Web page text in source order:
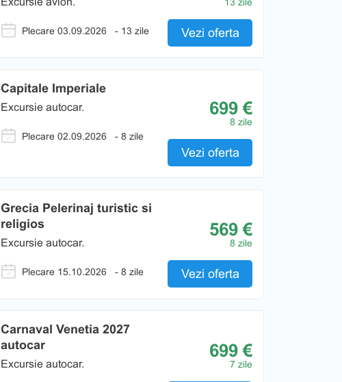
Plecare 03.09.2026 - 13 zile Vezi oferta
Capitale Imperiale
Excursie autocar.
Plecare 02.09.2026 - 8 zile
699 €
8 zile
Vezi oferta
Grecia Pelerinaj turistic si
religios
Excursie autocar.
Plecare 15.10.2026 - 8 zile
569 €
8 zile
Vezi oferta
Carnaval Venetia 2027
autocar
Excursie autocar.
699 €
7 zile